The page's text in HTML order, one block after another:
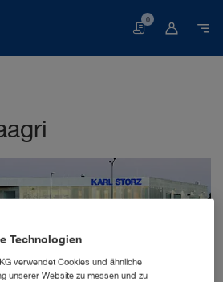
Warenkorb
0
Technologien
verwendet Cookies und ähnliche
unserer Website zu messen und zu